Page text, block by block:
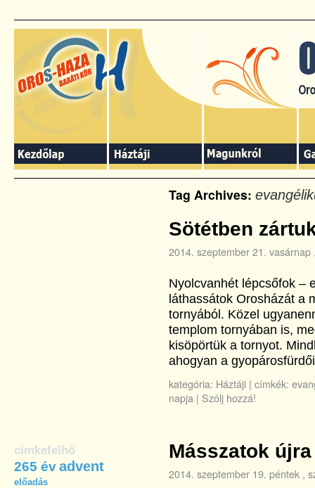
címkefelhő
265 évadvent
előadás
Tag Archives:
Sötétben
2014. szeptember 21. vasárnap
Nyolcvanhét lépcsőfok –
láthassátok Orosházát a
tornyából. Közel
templom tornyában is,
kisöpörtük a tornyot.
ahogyan a
kategória: Háztáji | címkék:
napja | Szólj hozzá!
Másszatok
2014. szeptember 19. péntek ,